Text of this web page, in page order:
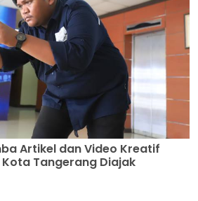
Artikel dan Video Kreatif
Tangerang Diajak